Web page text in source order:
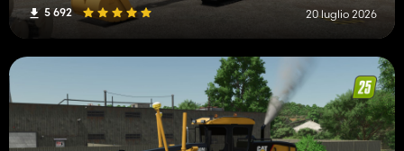
5 692 20 luglio 2026